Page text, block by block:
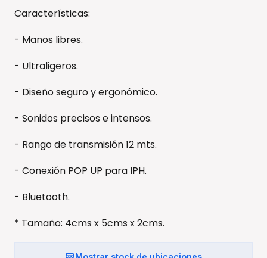
Características:
- Manos libres.
- Ultraligeros.
- Diseño seguro y ergonómico.
- Sonidos precisos e intensos.
- Rango de transmisión 12 mts.
- Conexión POP UP para IPH.
- Bluetooth.
* Tamaño: 4cms x 5cms x 2cms.